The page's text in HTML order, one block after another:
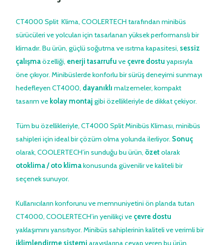
CT4000 Split Klima, COOLERTECH tarafından minibüs
sürücüleri ve yolcuları için tasarlanan yüksek performanslı bir
klimadır. Bu ürün, güçlü soğutma ve ısıtma kapasitesi, sessiz
çalışmaözelliği, enerji tasarrufu ve çevre dostu yapısıyla
öne çıkıyor. Minibüslerde konforlu bir sürüş deneyimi sunmayı
hedefleyen CT4000, dayanıklı malzemeler, kompakt
tasarım ve kolay montaj gibi özellikleriyle de dikkat çekiyor.
Tüm bu özellikleriyle, CT4000 Split Minibüs Kliması, minibüs
sahipleri için ideal bir çözüm olma yolunda ilerliyor. Sonuç
olarak, COOLERTECH’in sunduğu bu ürün, özetolarak
otoklima / oto klimakonusunda güvenilir ve kaliteli bir
seçenek sunuyor.
Kullanıcıların konforunu ve memnuniyetini ön planda tutan
CT4000, COOLERTECH’in yenilikçi ve çevre dostu
yaklaşımını yansıtıyor. Minibüs sahiplerinin kaliteli ve verimli bir
iklimlendirme sistemi arayışlarına cevap veren bu ürün,